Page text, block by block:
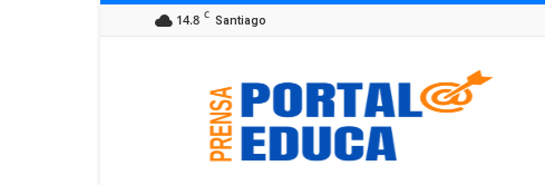
14.8 C Santiago
Portal
Educa